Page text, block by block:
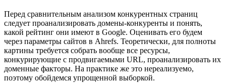
Перед сравнительным анализом конкурентных страниц
следует проанализировать домены-конкуренты и понять,
какой рейтинг они имеют в Google. Оценивать его будем
через параметры сайтов в Ahrefs. Теоретически, для полноты
картины требуется собрать вообще все ресурсы,
конкурирующие с продвигаемыми URL, проанализировать их
доменные факторы. На практике же это нереализуемо,
поэтому обойдемся упрощенной выборкой.